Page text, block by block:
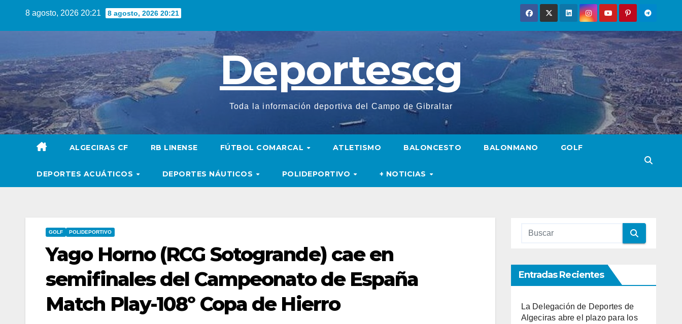
8 agosto, 2026 20:21 8 agosto, 2026 20:21
Deportescg
Toda la información deportiva del Campo de Gibraltar
ALGECIRAS CF RB LINENSE FÚTBOL COMARCAL ATLETISMO BALONCESTO BALONMANO GOLF
DEPORTES ACUÁTICOS DEPORTES NÁUTICOS POLIDEPORTIVO + NOTICIAS
GOLF POLIDEPORTIVO
Yago Horno (RCG Sotogrande) cae en
semifinales del Campeonato de España
Match Play-108º Copa de Hierro
Entradas Recientes
La Delegación de Deportes de
Algeciras abre el plazo para los